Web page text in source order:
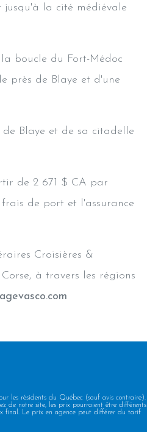
la cité médiévale
boucle du Fort-Médoc
près de Blaye et d'une
Blaye et de sa citadelle
de 2 671 $ CA par
frais de port et l'assurance
Croisières &
à travers les régions
les résidents du Québec (sauf avis contraire).
de notre site, les prix pourraient être différents
final. Le prix en agence peut différer du tarif